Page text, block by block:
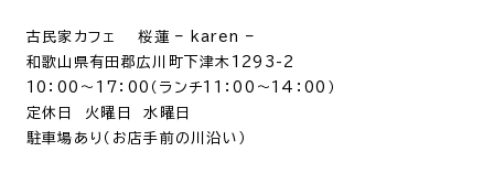
古民家カフェ 桜蓮 – karen –
和歌山県有田郡広川町下津木1293-2
10：00～17：00（ランチ11：00～14：00）
定休日 火曜日 水曜日
駐車場あり（お店手前の川沿い）